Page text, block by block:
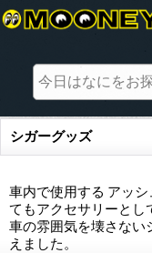
シガーグッズ
車内で使用する アッ
てもアクセサリーとし
車の雰囲気を壊さない
えました。